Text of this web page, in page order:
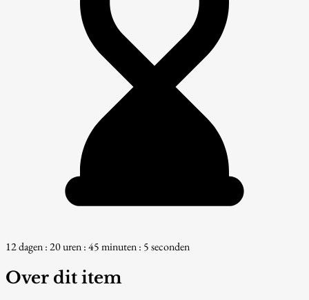
12 dagen : 20 uren : 45 minuten : 4 seconden
Over dit item